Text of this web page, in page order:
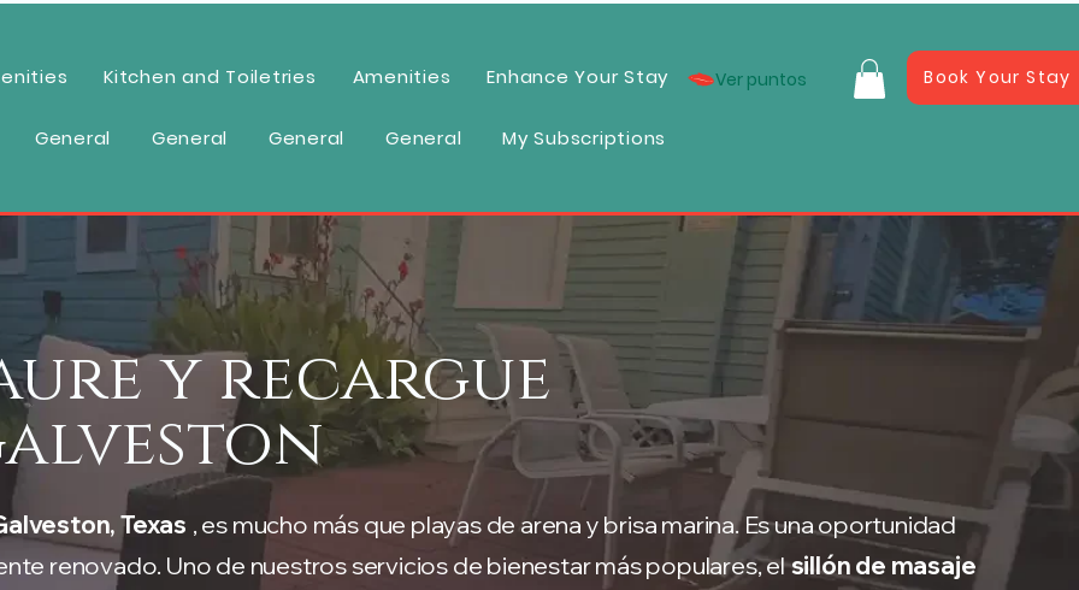
Kitchen and Toiletries Amenities Enhance Your Stay
General General General General My Subscriptions
Ver puntos Book Your Stay
y recargue
Texas , es mucho más que playas de arena y brisa marina. Es una oportunidad
renovado. Uno de nuestros servicios de bienestar más populares, elsillón de masaje